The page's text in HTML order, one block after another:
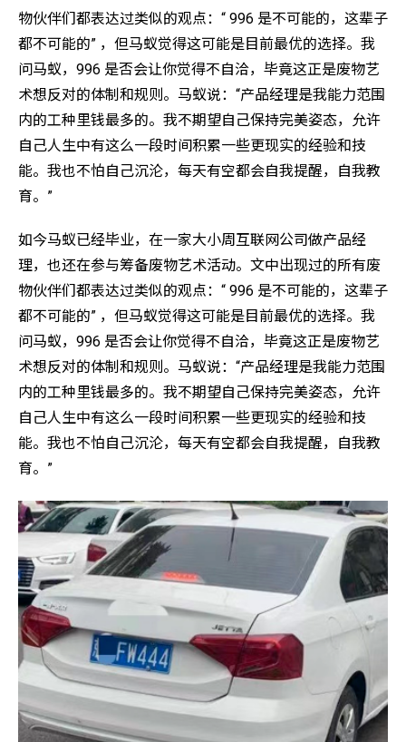
物伙伴们都表达过类似的观点：“ 996 是不可能的，这辈子
都不可能的” ，但马蚁觉得这可能是目前最优的选择。我
问马蚁，996 是否会让你觉得不自洽，毕竟这正是废物艺
术想反对的体制和规则。马蚁说：“产品经理是我能力范围
内的工种里钱最多的。我不期望自己保持完美姿态，允许
自己人生中有这么一段时间积累一些更现实的经验和技
能。我也不怕自己沉沦，每天有空都会自我提醒，自我教
育。”
如今马蚁已经毕业，在一家大小周互联网公司做产品经
理，也还在参与筹备废物艺术活动。文中出现过的所有废
物伙伴们都表达过类似的观点：“ 996 是不可能的，这辈子
都不可能的” ，但马蚁觉得这可能是目前最优的选择。我
问马蚁，996 是否会让你觉得不自洽，毕竟这正是废物艺
术想反对的体制和规则。马蚁说：“产品经理是我能力范围
内的工种里钱最多的。我不期望自己保持完美姿态，允许
自己人生中有这么一段时间积累一些更现实的经验和技
能。我也不怕自己沉沦，每天有空都会自我提醒，自我教
育。”